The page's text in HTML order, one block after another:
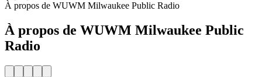
À propos de WUWM Milwaukee Public Radio
À propos de WUWM Milwaukee Public
Radio